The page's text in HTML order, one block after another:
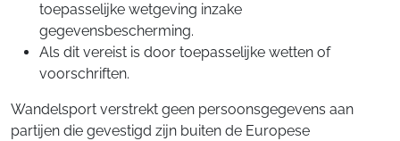
toepasselijke wetgeving inzake
gegevensbescherming.
Als dit vereist is door toepasselijke wetten of
voorschriften.
Wandelsport verstrekt geen persoonsgegevens aan
partijen die gevestigd zijn buiten de Europese